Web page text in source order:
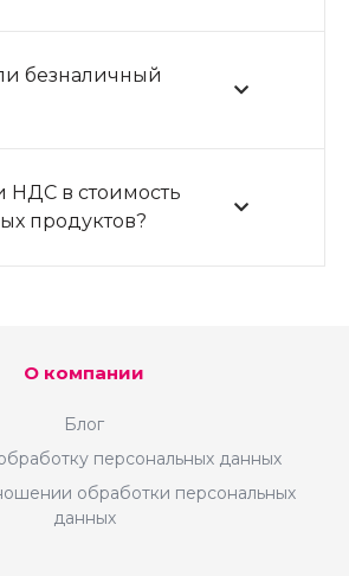
безналичный
НДС в стоимость
продуктов?
О компании
Блог
персональных данных
обработки персональных
данных